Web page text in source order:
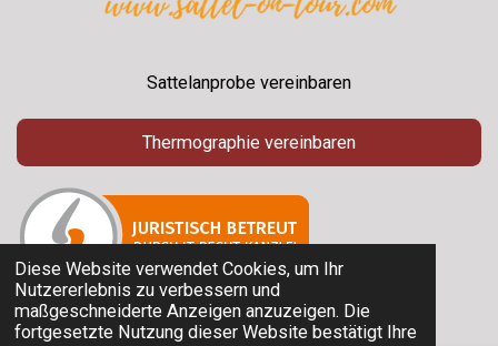
Diese Website verwendet Cookies, um Ihr
Nutzererlebnis zu verbessern und
maßgeschneiderte Anzeigen anzuzeigen. Die
fortgesetzte Nutzung dieser Website bestätigt Ihre
Sattelanprobe vereinbaren
Thermographie vereinbaren
© 2025 Sport Sklepik